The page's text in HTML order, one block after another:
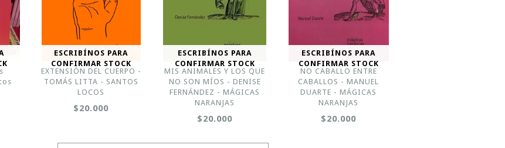
ESCRIBÍNOS PARA
CONFIRMAR STOCK
EXTENSIÓN DEL CUERPO -
TOMÁS LITTA - SANTOS
LOCOS
$20.000
ESCRIBÍNOS PARA
CONFIRMAR STOCK
MIS ANIMALES Y LOS QUE
NO SON MÍOS - DENISE
FERNÁNDEZ - MÁGICAS
NARANJAS
$20.000
ESCRIBÍNOS PARA
CONFIRMAR STOCK
NO CABALLO ENTRE
CABALLOS - MANUEL
DUARTE - MÁGICAS
NARANJAS
$20.000